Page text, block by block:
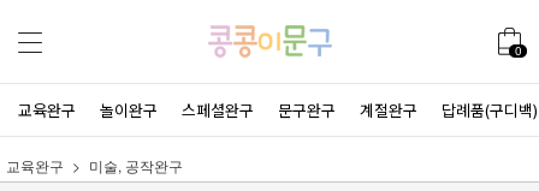
0
교육완구 놀이완구 스페셜완구 문구완구 계절완구 답례품(구디백)
교육완구 미술, 공작완구